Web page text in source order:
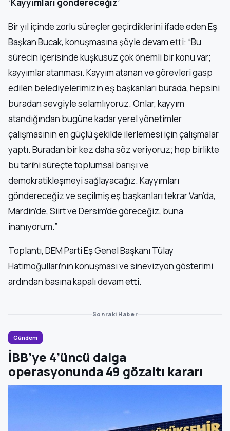
‘Kayyımları göndereceğiz’
Bir yıl içinde zorlu süreçler geçirdiklerini ifade eden Eş
Başkan Bucak, konuşmasına şöyle devam etti: “Bu
sürecin içerisinde kuşkusuz çok önemli bir konu var;
kayyımlar atanması. Kayyım atanan ve görevleri gasp
edilen belediyelerimizin eş başkanları burada, hepsini
buradan sevgiyle selamlıyoruz. Onlar, kayyım
atandığından bugüne kadar yerel yönetimler
çalışmasının en güçlü şekilde ilerlemesi için çalışmalar
yaptı. Buradan bir kez daha söz veriyoruz; hep birlikte
bu tarihi süreçte toplumsal barışı ve
demokratikleşmeyi sağlayacağız. Kayyımları
göndereceğiz ve seçilmiş eş başkanları tekrar Van’da,
Mardin’de, Siirt ve Dersim’de göreceğiz, buna
inanıyorum.”
Toplantı, DEM Parti Eş Genel Başkanı Tülay
Hatimoğulları’nın konuşması ve sinevizyon gösterimi
ardından basına kapalı devam etti.
Sonraki Haber
Gündem
İBB’ye 4’üncü dalga
operasyonunda 49 gözaltı kararı